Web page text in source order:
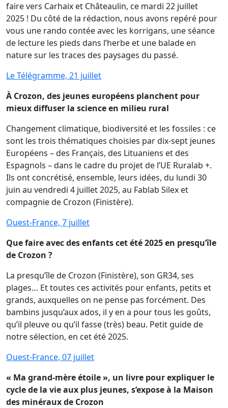
faire vers Carhaix et Châteaulin, ce mardi 22 juillet
2025 ! Du côté de la rédaction, nous avons repéré pour
vous une rando contée avec les korrigans, une séance
de lecture les pieds dans l’herbe et une balade en
nature sur les traces des paysages du passé.
Le Télégramme, 21 juillet
À Crozon, des jeunes européens planchent pour
mieux diffuser la science en milieu rural
Changement climatique, biodiversité et les fossiles : ce
sont les trois thématiques choisies par dix-sept jeunes
Européens – des Français, des Lituaniens et des
Espagnols – dans le cadre du projet de l’UE Ruralab +.
Ils ont concrétisé, ensemble, leurs idées, du lundi 30
juin au vendredi 4 juillet 2025, au Fablab Silex et
compagnie de Crozon (Finistère).
Ouest-France, 7 juillet
Que faire avec des enfants cet été 2025 en presqu’île
de Crozon ?
La presqu’île de Crozon (Finistère), son GR34, ses
plages… Et toutes ces activités pour enfants, petits et
grands, auxquelles on ne pense pas forcément. Des
bambins jusqu’aux ados, il y en a pour tous les goûts,
qu’il pleuve ou qu’il fasse (très) beau. Petit guide de
notre sélection, en cet été 2025.
Ouest-France, 07 juillet
« Ma grand-mère étoile », un livre pour expliquer le
cycle de la vie aux plus jeunes, s’expose à la Maison
des minéraux de Crozon